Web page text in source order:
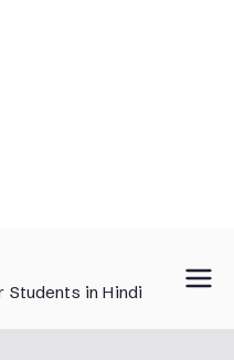
Students in Hindi